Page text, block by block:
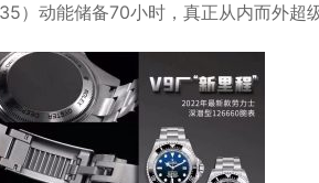
）动能储备70小时，真正从内而外超级